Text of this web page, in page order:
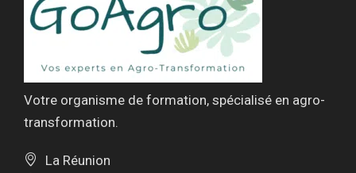
Votre organisme de formation, spécialisé en agro-
transformation.
La Réunion